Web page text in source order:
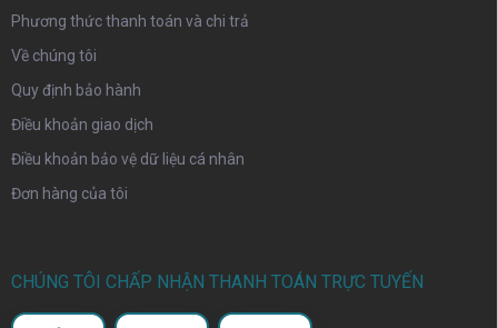
Phương thức thanh toán và chi trả
Về chúng tôi
Quy định bảo hành
Điều khoản giao dịch
Điều khoản bảo vệ dữ liệu cá nhân
Đơn hàng của tôi
CHÚNG TÔI CHẤP NHẬN THANH TOÁN TRỰC TUYẾN